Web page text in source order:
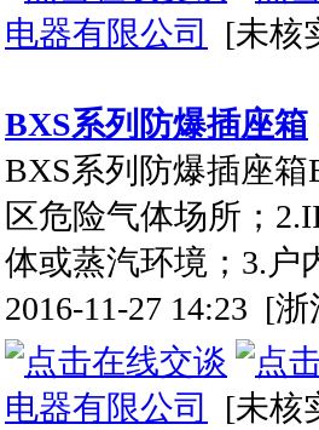
电器有限公司 [未核
BXS系列防爆插座箱
BXS系列防爆插座
区危险气体场所；
体或蒸汽环境；3.户
2016-11-27 14:23 [浙
电器有限公司 [未核